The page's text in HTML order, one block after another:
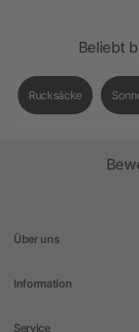
Beliebt
Rucksäcke
Über uns
Information
Service